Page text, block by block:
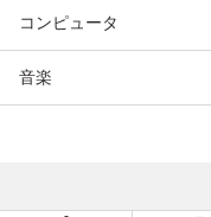
コンピュータ
音楽